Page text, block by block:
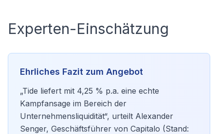
Experten-Einschätzung
Ehrliches Fazit zum Angebot
„Tide liefert mit 4,25 % p.a. eine echte
Kampfansage im Bereich der
Unternehmensliquidität“, urteilt Alexander
Senger, Geschäftsführer von Capitalo (Stand: